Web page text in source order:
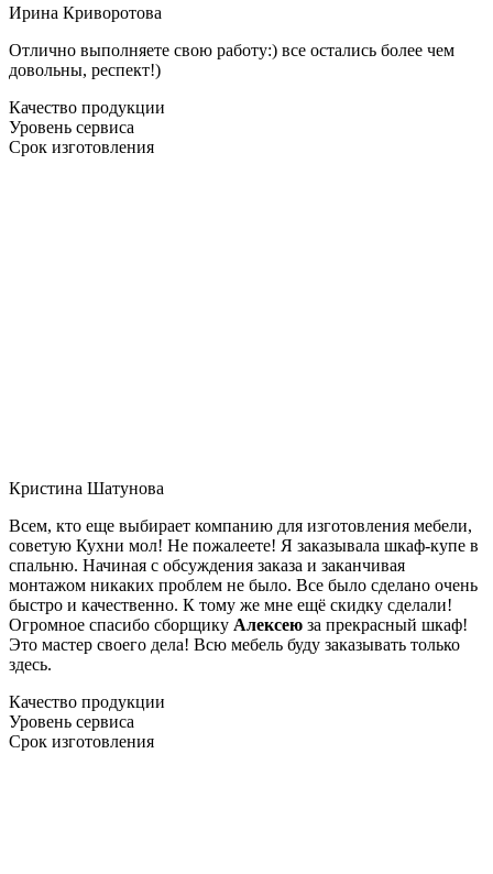
Ирина Криворотова
Отлично выполняете свою работу:) все остались более чем
довольны, респект!)
Качество продукции
Уровень сервиса
Срок изготовления
Кристина Шатунова
Всем, кто еще выбирает компанию для изготовления мебели,
советую Кухни мол! Не пожалеете! Я заказывала шкаф-купе в
спальню. Начиная с обсуждения заказа и заканчивая
монтажом никаких проблем не было. Все было сделано очень
быстро и качественно. К тому же мне ещё скидку сделали!
Огромное спасибо сборщику Алексею за прекрасный шкаф!
Это мастер своего дела! Всю мебель буду заказывать только
здесь.
Качество продукции
Уровень сервиса
Срок изготовления